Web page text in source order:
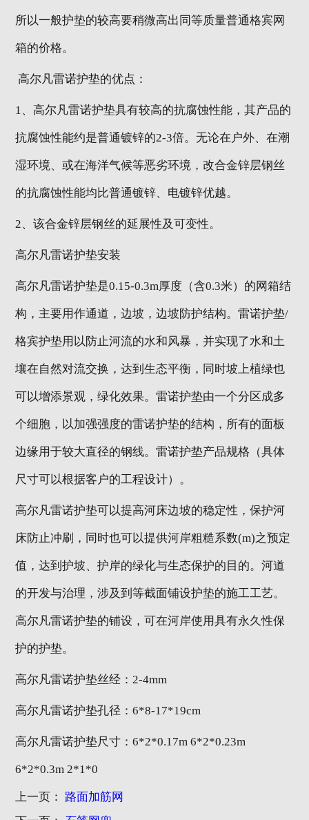
所以一般护垫的较高要稍微高出同等质量普通格宾网
箱的价格。
高尔凡雷诺护垫的优点：
1、高尔凡雷诺护垫具有较高的抗腐蚀性能，其产品的
抗腐蚀性能约是普通镀锌的2-3倍。无论在户外、在潮
湿环境、或在海洋气候等恶劣环境，改合金锌层钢丝
的抗腐蚀性能均比普通镀锌、电镀锌优越。
2、该合金锌层钢丝的延展性及可变性。
高尔凡雷诺护垫安装
高尔凡雷诺护垫是0.15-0.3m厚度（含0.3米）的网箱结
构，主要用作通道，边坡，边坡防护结构。雷诺护垫/
格宾护垫用以防止河流的水和风暴，并实现了水和土
壤在自然对流交换，达到生态平衡，同时坡上植绿也
可以增添景观，绿化效果。雷诺护垫由一个分区成多
个细胞，以加强强度的雷诺护垫的结构，所有的面板
边缘用于较大直径的钢线。雷诺护垫产品规格（具体
尺寸可以根据客户的工程设计）。
高尔凡雷诺护垫可以提高河床边坡的稳定性，保护河
床防止冲刷，同时也可以提供河岸粗糙系数(m)之预定
值，达到护坡、护岸的绿化与生态保护的目的。河道
的开发与治理，涉及到等截面铺设护垫的施工工艺。
高尔凡雷诺护垫的铺设，可在河岸使用具有永久性保
护的护垫。
高尔凡雷诺护垫丝经：2-4mm
高尔凡雷诺护垫孔径：6*8-17*19cm
高尔凡雷诺护垫尺寸：6*2*0.17m 6*2*0.23m
6*2*0.3m 2*1*0
上一页： 路面加筋网